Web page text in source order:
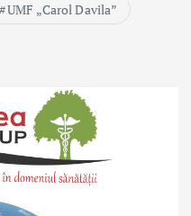
UMF „Carol Davila”